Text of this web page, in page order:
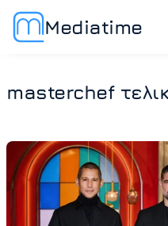
Mediatime
masterchef